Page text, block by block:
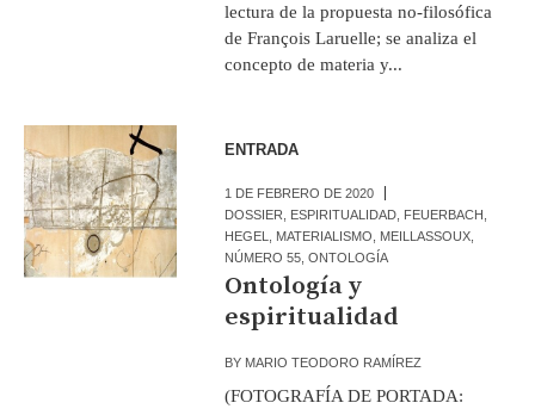
lectura de la propuesta no-filosófica
de François Laruelle; se analiza el
concepto de materia y...
ENTRADA
1 DE FEBRERO DE 2020
DOSSIER
ESPIRITUALIDAD FEUERBACH
HEGEL
MATERIALISMO MEILLASSOUX
NÚMERO 55 ,ONTOLOGÍA
Ontología y
espiritualidad
BY MARIO TEODORO RAMÍREZ
(FOTOGRAFÍA DE PORTADA: